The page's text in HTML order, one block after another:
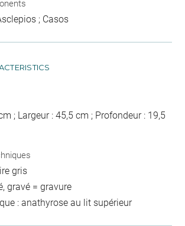
; Casos
; Largeur : 45,5 cm ; Profondeur : 19,5
gris
gravé = gravure
: anathyrose au lit supérieur